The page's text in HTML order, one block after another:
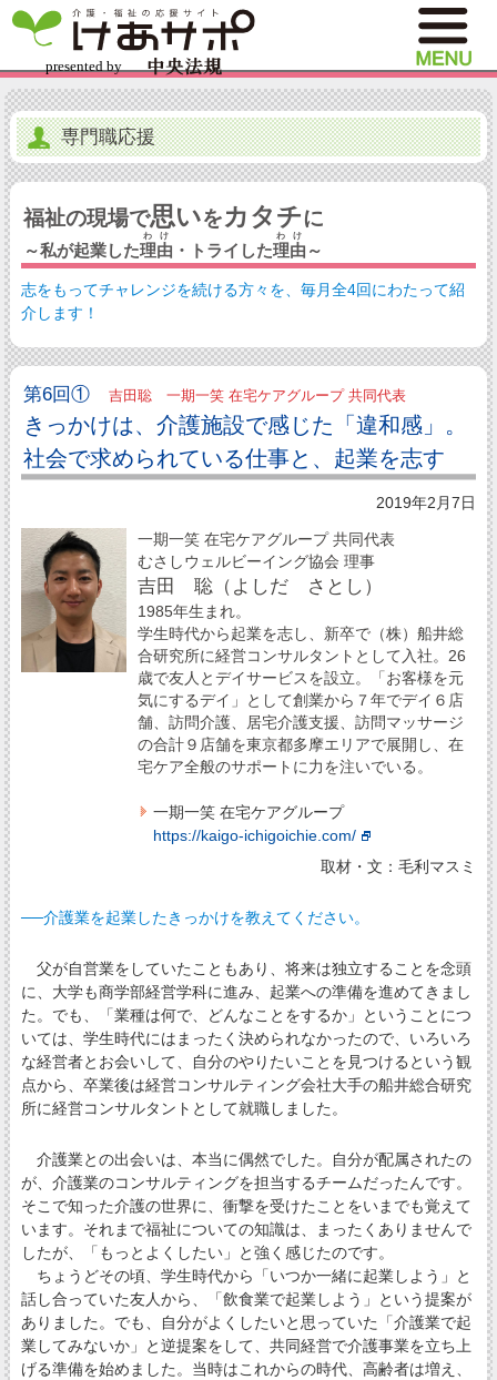
専門職応援
福祉の現場で思いをカタチに
～私が起業した理由
わけ
・トライした理由
わけ
～
志をもってチャレンジを続ける方々を、毎月全4回にわたって紹
介します！
第6回① 吉田聡 一期一笑 在宅ケアグループ 共同代表
きっかけは、介護施設で感じた「違和感」。
社会で求められている仕事と、起業を志す
2019年2月7日
一期一笑 在宅ケアグループ 共同代表
むさしウェルビーイング協会 理事
吉田 聡（よしだ さとし）
1985年生まれ。
学生時代から起業を志し、新卒で（株）船井総
合研究所に経営コンサルタントとして入社。26
歳で友人とデイサービスを設立。「お客様を元
気にするデイ」として創業から７年でデイ６店
舗、訪問介護、居宅介護支援、訪問マッサージ
の合計９店舗を東京都多摩エリアで展開し、在
宅ケア全般のサポートに力を注いでいる。
一期一笑 在宅ケアグループ
https://kaigo-ichigoichie.com/
取材・文：毛利マスミ
──介護業を起業したきっかけを教えてください。
父が自営業をしていたこともあり、将来は独立することを念頭
に、大学も商学部経営学科に進み、起業への準備を進めてきまし
た。でも、「業種は何で、どんなことをするか」ということにつ
いては、学生時代にはまったく決められなかったので、いろいろ
な経営者とお会いして、自分のやりたいことを見つけるという観
点から、卒業後は経営コンサルティング会社大手の船井総合研究
所に経営コンサルタントとして就職しました。
介護業との出会いは、本当に偶然でした。自分が配属されたの
が、介護業のコンサルティングを担当するチームだったんです。
そこで知った介護の世界に、衝撃を受けたことをいまでも覚えて
います。それまで福祉についての知識は、まったくありませんで
したが、「もっとよくしたい」と強く感じたのです。
ちょうどその頃、学生時代から「いつか一緒に起業しよう」と
話し合っていた友人から、「飲食業で起業しよう」という提案が
ありました。でも、自分がよくしたいと思っていた「介護業で起
業してみないか」と逆提案をして、共同経営で介護事業を立ち上
げる準備を始めました。当時はこれからの時代、高齢者は増え、